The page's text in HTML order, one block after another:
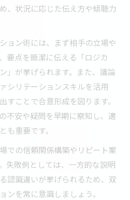
、状況に応じた伝え方や傾聴力
ョン術には、まず相手の立場や
要点を簡潔に伝える「ロジカ
」が挙げられます。また、議論
シリテーションスキルを活用
すことで合意形成を図ります。
不安や疑問を早期に察知し、適
も重要です。
での信頼関係構築やリピート案
失敗例としては、一方的な説明
認識違いが挙げられるため、双
ンを常に意識しましょう。